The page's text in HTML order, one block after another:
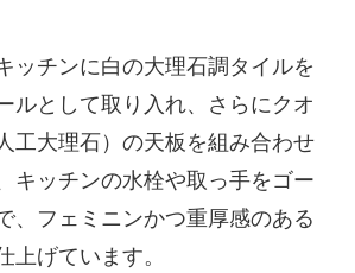
ッチンに白の大理石調タイルを
ルとして取り入れ、さらにクオ
工大理石）の天板を組み合わせ
キッチンの水栓や取っ手をゴー
、フェミニンかつ重厚感のある
上げています。